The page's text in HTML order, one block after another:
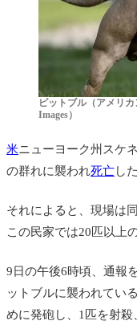
ピットブル（アメリ
Images）
米ニューヨーク州スケ
の群れに襲われ死亡し
それによると、現場は
この民家では20匹以上
9日の午後6時頃、通報
ットブルに襲われてい
めに発砲し、1匹を射殺